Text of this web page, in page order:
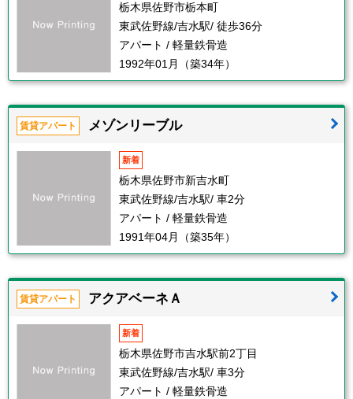
栃木県佐野市栃本町
東武佐野線/吉水駅/ 徒歩36分
アパート / 軽量鉄骨造
1992年01月（築34年）
賃貸アパート メゾンリーブル
新着
栃木県佐野市新吉水町
東武佐野線/吉水駅/ 車2分
アパート / 軽量鉄骨造
1991年04月（築35年）
賃貸アパート アクアベーネＡ
新着
栃木県佐野市吉水駅前2丁目
東武佐野線/吉水駅/ 車3分
アパート / 軽量鉄骨造